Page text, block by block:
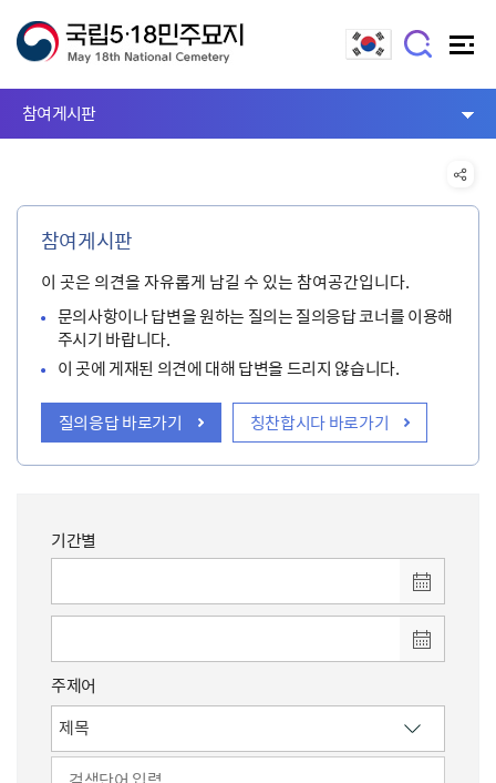
참여게시판
참여게시판
이 곳은 의견을 자유롭게 남길 수 있는 참여공간입니다.
문의사항이나 답변을 원하는 질의는 질의응답 코너를 이용해
주시기 바랍니다.
이 곳에 게재된 의견에 대해 답변을 드리지 않습니다.
질의응답 바로가기 칭찬합시다 바로가기
기간별
주제어